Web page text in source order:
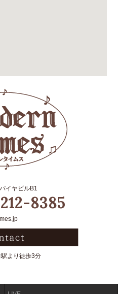
イヤビルB1
8385
より徒歩3分